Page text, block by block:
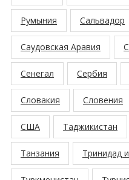
Румыния Сальвадор
Саудовская Аравия
Сенегал Сербия
Словакия Словения
США Таджикистан
Танзания Тринидад